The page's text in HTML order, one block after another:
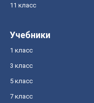
11 класс
Учебники
1 класс
3 класс
5 класс
7 класс